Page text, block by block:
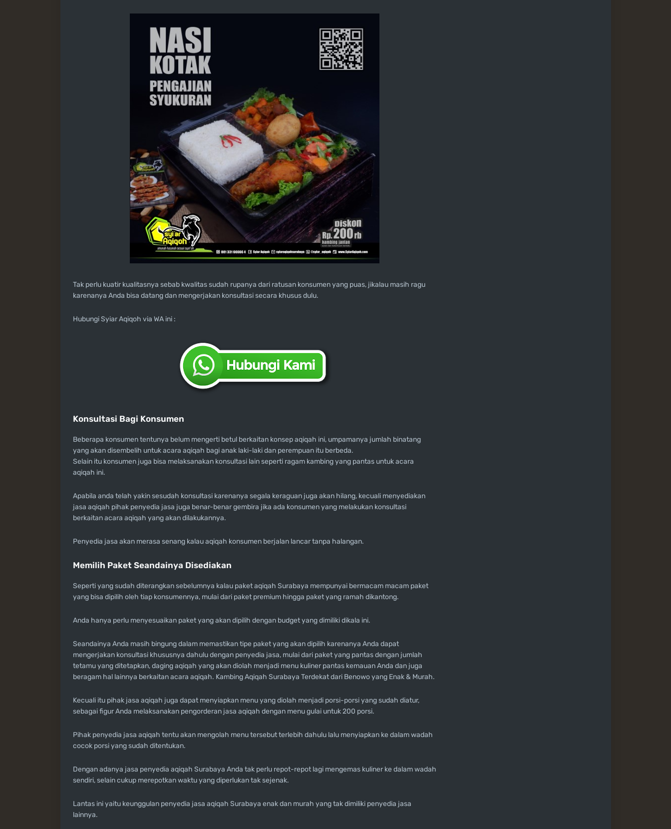
Tak perlu kuatir kualitasnya sebab kwalitas sudah rupanya dari ratusan konsumen yang puas, jikalau masih ragu
karenanya Anda bisa datang dan mengerjakan konsultasi secara khusus dulu.
Hubungi Syiar Aqiqoh via WA ini :
Konsultasi Bagi Konsumen
Beberapa konsumen tentunya belum mengerti betul berkaitan konsep aqiqah ini, umpamanya jumlah binatang
yang akan disembelih untuk acara aqiqah bagi anak laki-laki dan perempuan itu berbeda.
Selain itu konsumen juga bisa melaksanakan konsultasi lain seperti ragam kambing yang pantas untuk acara
aqiqah ini.
Apabila anda telah yakin sesudah konsultasi karenanya segala keraguan juga akan hilang, kecuali menyediakan
jasa aqiqah pihak penyedia jasa juga benar-benar gembira jika ada konsumen yang melakukan konsultasi
berkaitan acara aqiqah yang akan dilakukannya.
Penyedia jasa akan merasa senang kalau aqiqah konsumen berjalan lancar tanpa halangan.
Memilih Paket Seandainya Disediakan
Seperti yang sudah diterangkan sebelumnya kalau paket aqiqah Surabaya mempunyai bermacam macam paket
yang bisa dipilih oleh tiap konsumennya, mulai dari paket premium hingga paket yang ramah dikantong.
Anda hanya perlu menyesuaikan paket yang akan dipilih dengan budget yang dimiliki dikala ini.
Seandainya Anda masih bingung dalam memastikan tipe paket yang akan dipilih karenanya Anda dapat
mengerjakan konsultasi khususnya dahulu dengan penyedia jasa, mulai dari paket yang pantas dengan jumlah
tetamu yang ditetapkan, daging aqiqah yang akan diolah menjadi menu kuliner pantas kemauan Anda dan juga
beragam hal lainnya berkaitan acara aqiqah. Kambing Aqiqah Surabaya Terdekat dari Benowo yang Enak & Murah.
Kecuali itu pihak jasa aqiqah juga dapat menyiapkan menu yang diolah menjadi porsi-porsi yang sudah diatur,
sebagai figur Anda melaksanakan pengorderan jasa aqiqah dengan menu gulai untuk 200 porsi.
Pihak penyedia jasa aqiqah tentu akan mengolah menu tersebut terlebih dahulu lalu menyiapkan ke dalam wadah
cocok porsi yang sudah ditentukan.
Dengan adanya jasa penyedia aqiqah Surabaya Anda tak perlu repot-repot lagi mengemas kuliner ke dalam wadah
sendiri, selain cukup merepotkan waktu yang diperlukan tak sejenak.
Lantas ini yaitu keunggulan penyedia jasa aqiqah Surabaya enak dan murah yang tak dimiliki penyedia jasa
lainnya.